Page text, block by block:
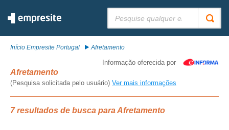
Início Empresite Portugal Afretamento
Informação oferecida por
Afretamento
(Pesquisa solicitada pelo usuário) Ver mais informações
7 resultados de busca para Afretamento